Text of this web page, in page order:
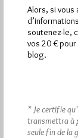
Alors, si
soutenez-le,
vos 20 €
blog.
* Je certifie
transmettra à
seule fin de la